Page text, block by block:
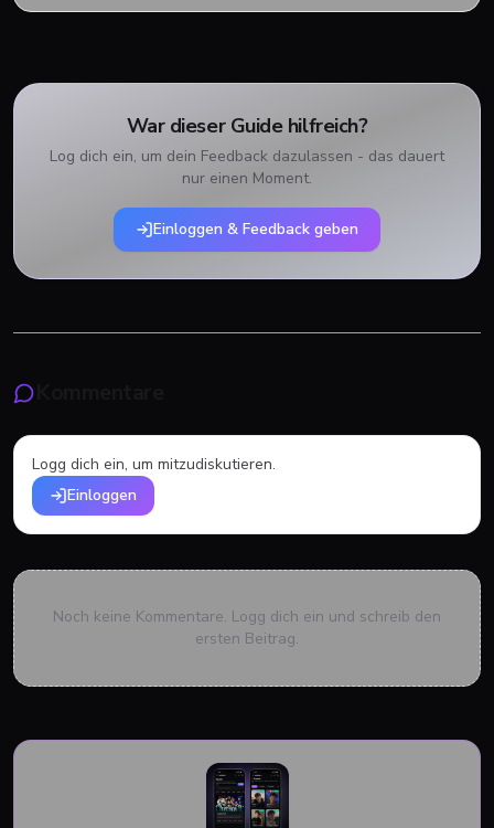
War dieser Guide hilfreich?
Log dich ein, um dein Feedback dazulassen - das dauert
nur einen Moment.
Einloggen & Feedback geben
Logg dich ein, um mitzudiskutieren.
Einloggen
Noch keine Kommentare. Logg dich ein und schreib den
ersten Beitrag.